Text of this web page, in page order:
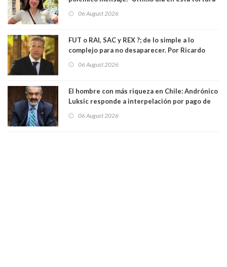
06 August 2026
FUT o RAI, SAC y REX ?; de lo simple a lo
complejo para no desaparecer. Por Ricardo
06 August 2026
El hombre con más riqueza en Chile: Andrónico
Luksic responde a interpelación por pago de
día que me muera”
06 August 2026